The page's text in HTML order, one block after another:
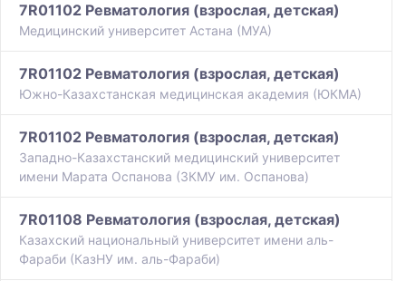
7R01102 Ревматология (взрослая, детская)
Медицинский университет Астана (МУА)
7R01102 Ревматология (взрослая, детская)
Южно-Казахстанская медицинская академия (ЮКМА)
7R01102 Ревматология (взрослая, детская)
Западно-Казахстанский медицинский университет
имени Марата Оспанова (ЗКМУ им. Оспанова)
7R01108 Ревматология (взрослая, детская)
Казахский национальный университет имени аль-
Фараби (КазНУ им. аль-Фараби)